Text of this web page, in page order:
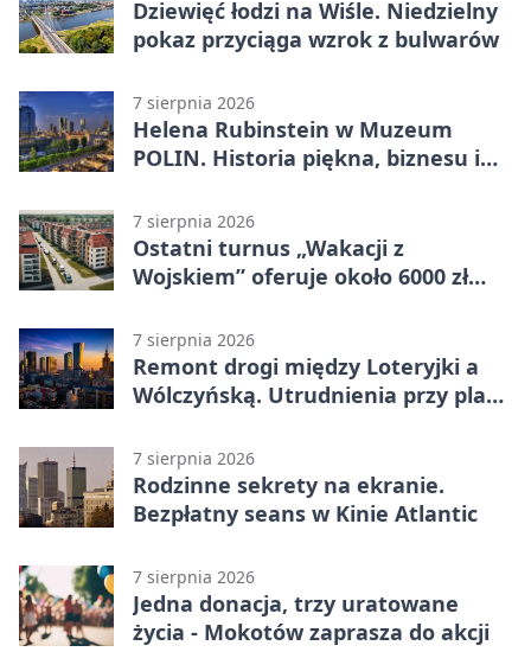
Dziewięć łodzi na Wiśle. Niedzielny
pokaz przyciąga wzrok z bulwarów
7 sierpnia 2026
Helena Rubinstein w Muzeum
POLIN. Historia piękna, biznesu i
7 sierpnia 2026
Ostatni turnus „Wakacji z
Wojskiem” oferuje około 6000 zł
7 sierpnia 2026
Remont drogi między Loteryjki a
Wólczyńską. Utrudnienia przy placu
7 sierpnia 2026
Rodzinne sekrety na ekranie.
Bezpłatny seans w Kinie Atlantic
7 sierpnia 2026
Jedna donacja, trzy uratowane
życia - Mokotów zaprasza do akcji